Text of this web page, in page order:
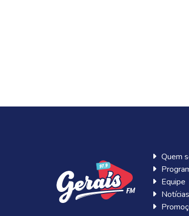
Quem
Equipe
Notícias